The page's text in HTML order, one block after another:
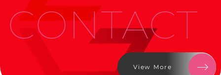
CONTACT
View More